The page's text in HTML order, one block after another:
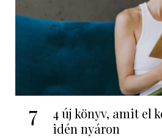
7
4 új könyv, amit el
idén nyáron